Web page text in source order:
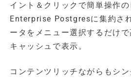
イント＆クリックで簡単操作の
Enterprise Postgresに集約さ
ータをメニュー選択するだけで
キャッシュで表示。
コンテンツリッチながらもシ